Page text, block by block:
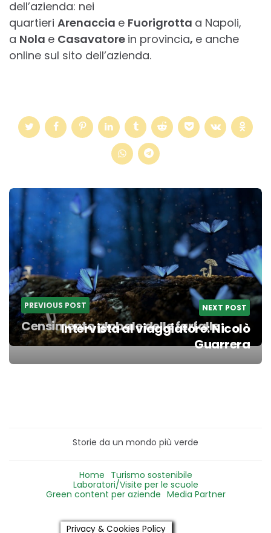
dell’azienda: nei
quartieri Arenaccia e Fuorigrotta a Napoli,
a Nola e Casavatore in provincia, e anche
online sul sito dell’azienda.
Post
navigation
PREVIOUS POST
Censimento globale delle farfalle
NEXT POST
Intervista al viaggiatore: Nicolò
Guarrera
Storie da un mondo più verde
Home Turismo sostenibile
Laboratori/Visite per le scuole
Green content per aziende Media Partner
Privacy & Cookies Policy